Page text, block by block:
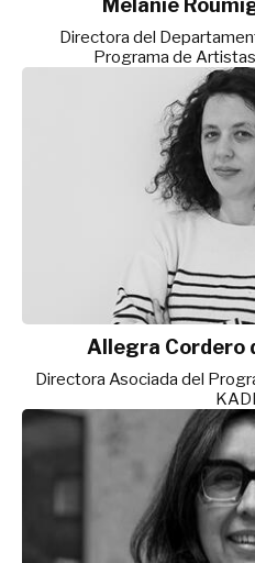
Melanie
Directora del
Programa de
Allegra Cordero
Directora Asociada del